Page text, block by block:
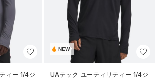
ィー 1/4ジ
NEW
UAテック ユーティリティー 1/4ジ